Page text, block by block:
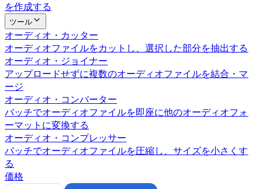
を作成する
ツール
オーディオ・カッター
オーディオファイルをカットし、選択した部分を抽出する
オーディオ・ジョイナー
アップロードせずに複数のオーディオファイルを結合・マ
ージ
オーディオ・コンバーター
バッチでオーディオファイルを即座に他のオーディオフォ
ーマットに変換する
オーディオ・コンプレッサー
バッチでオーディオファイルを圧縮し、サイズを小さくす
る
価格